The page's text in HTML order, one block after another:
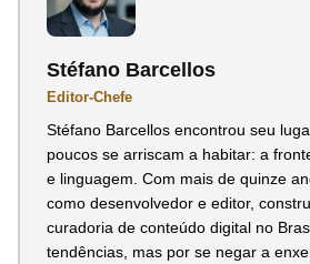
Stéfano Barcellos
Editor-Chefe
Stéfano Barcellos encontrou seu
poucos se arriscam a habitar: a
e linguagem. Com mais de quinze
como desenvolvedor e editor,
curadoria de conteúdo digital no
tendências, mas por se negar a